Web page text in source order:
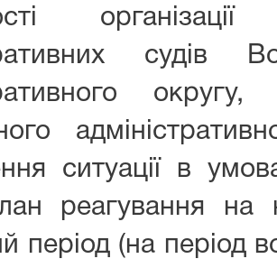
судів
ситуації в
реагування на
період (на період